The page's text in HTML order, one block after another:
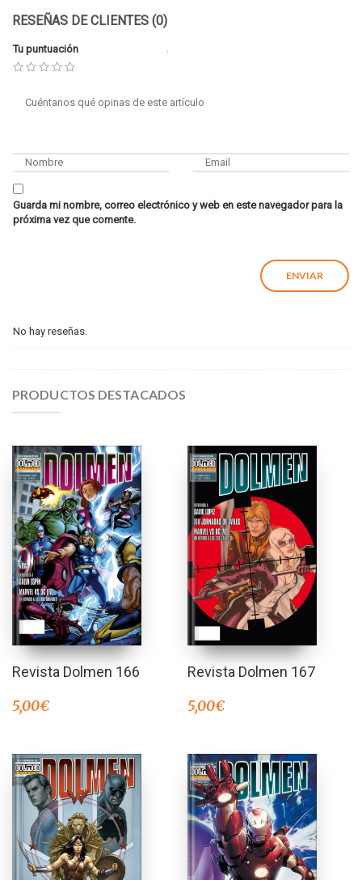
RESEÑAS DE CLIENTES (0)
Tu puntuación
Guarda mi nombre, correo electrónico y web en este navegador para la
próxima vez que comente.
No hay reseñas.
PRODUCTOS DESTACADOS
Revista Dolmen 166
5,00€
Revista Dolmen 167
5,00€